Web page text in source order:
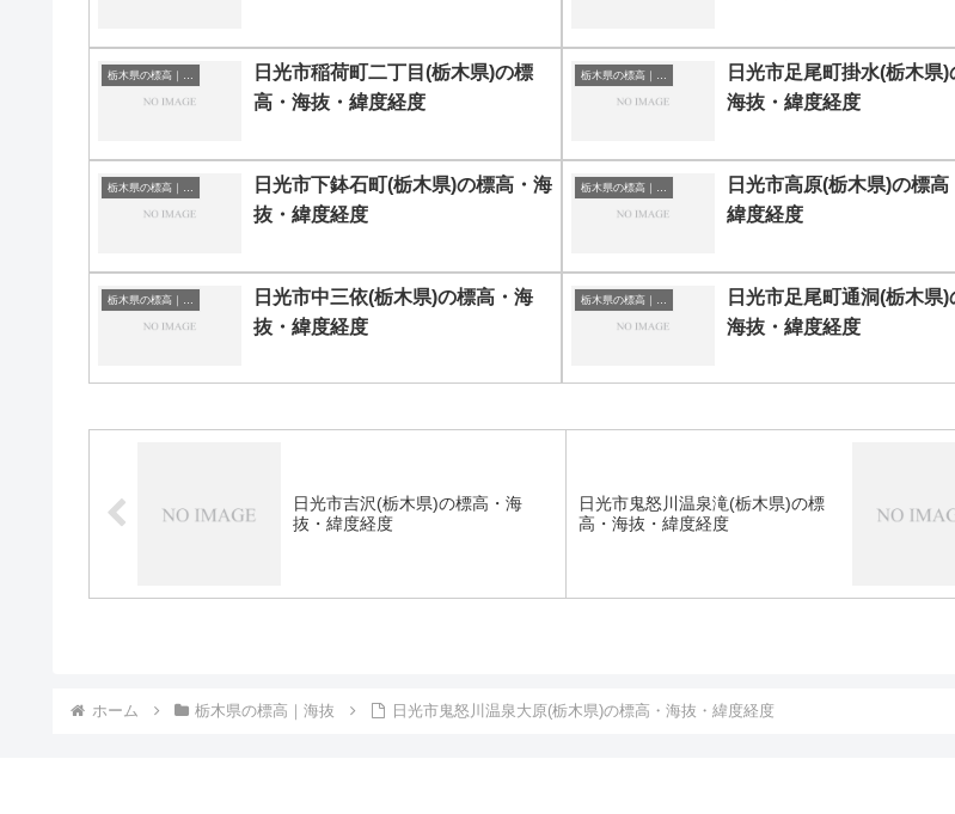
日光市稲荷町二丁目(栃木県)の標
高・海抜・緯度経度
日光市足尾町掛水(栃木県)
海抜・緯度経度
日光市下鉢石町(栃木県)の標高・海
抜・緯度経度
日光市高原(栃木県)の標高
緯度経度
日光市中三依(栃木県)の標高・海
抜・緯度経度
日光市足尾町通洞(栃木県)
海抜・緯度経度
日光市吉沢(栃木県)の標高・海
抜・緯度経度
日光市鬼怒川温泉滝(栃木県)の標
高・海抜・緯度経度
ホーム 栃木県の標高｜海抜 日光市鬼怒川温泉大原(栃木県)の標高・海抜・緯度経度